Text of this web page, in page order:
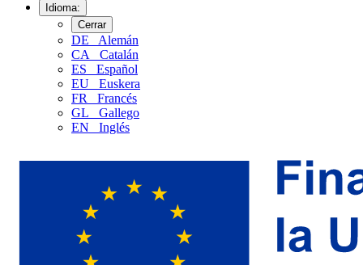
Idioma:
Cerrar
DE
Alemán
CA
Catalán
ES
Español
EU
Euskera
FR
Francés
GL
Gallego
EN
Inglés